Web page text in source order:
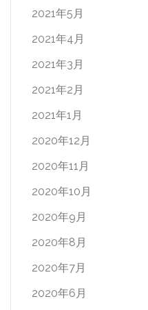
2021年5月
2021年4月
2021年3月
2021年2月
2021年1月
2020年12月
2020年11月
2020年10月
2020年9月
2020年8月
2020年7月
2020年6月